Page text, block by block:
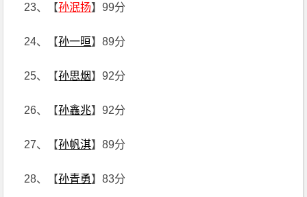
23、【孙泯扬】99分
24、【孙一晅】89分
25、【孙思烟】92分
26、【孙鑫兆】92分
27、【孙帆淇】89分
28、【孙青勇】83分